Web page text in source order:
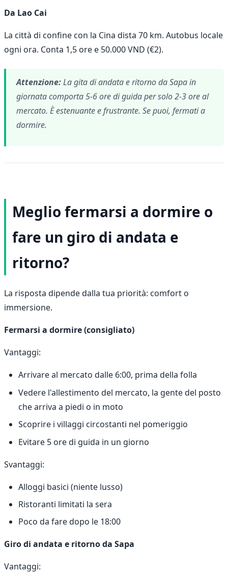
Da Lao Cai
La città di confine con la Cina dista 70 km. Autobus locale
ogni ora. Conta 1,5 ore e 50.000 VND (€2).
Attenzione:La gita di andata e ritorno da Sapa in
giornata comporta 5-6 ore di guida per solo 2-3 ore al
mercato. È estenuante e frustrante. Se puoi, fermati a
dormire.
Meglio fermarsi a dormire o
fare un giro di andata e
ritorno?
La risposta dipende dalla tua priorità: comfort o
immersione.
Fermarsi a dormire (consigliato)
Vantaggi:
Arrivare al mercato dalle 6:00, prima della folla
Vedere l'allestimento del mercato, la gente del posto
che arriva a piedi o in moto
Scoprire i villaggi circostanti nel pomeriggio
Evitare 5 ore di guida in un giorno
Svantaggi:
Alloggi basici (niente lusso)
Ristoranti limitati la sera
Poco da fare dopo le 18:00
Giro di andata e ritorno da Sapa
Vantaggi: